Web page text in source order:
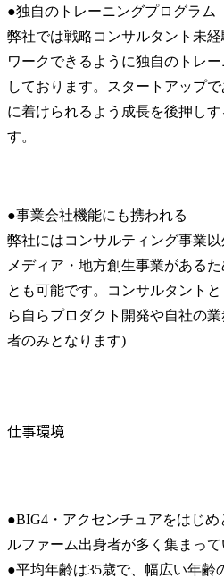
●独自のトレーニングプログラム
弊社では戦略コンサルタント未
ワークできるように独自のトレ
しております。スタートアップ
に着けられるよう成長を後押し
す。
●事業会社機能にも携われる
弊社にはコンサルティング事業以
メディア・地方創生事業がある
とも可能です。コンサルタント
ら自らプロダクト開発や自社の
者のみとなります)
仕事環境
●BIG4・アクセンチュアをはじ
ルファーム出身者が多く集まっ
●平均年齢は35歳で、幅広い年齢